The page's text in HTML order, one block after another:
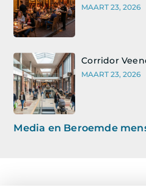
MAART 23, 2026
Corridor
MAART 23, 2026
Media en Beroemde